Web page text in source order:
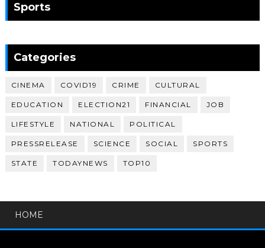
Sports
Categories
CINEMA COVID19 CRIME CULTURAL
EDUCATION ELECTION21 FINANCIAL JOB
LIFESTYLE NATIONAL POLITICAL
PRESSRELEASE SCIENCE SOCIAL SPORTS
STATE TODAYNEWS TOP10
HOME